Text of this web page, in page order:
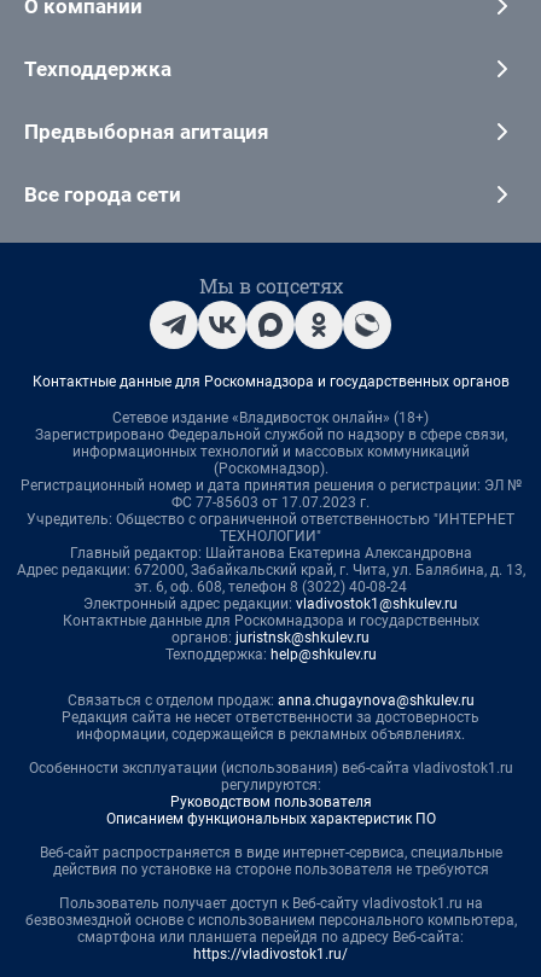
О компании
Техподдержка
Предвыборная агитация
Все города сети
Мы в соцсетях
Контактные данные для Роскомнадзора и государственных органов
Сетевое издание «Владивосток онлайн» (18+)
Зарегистрировано Федеральной службой по надзору в сфере связи,
информационных технологий и массовых коммуникаций
(Роскомнадзор).
Регистрационный номер и дата принятия решения о регистрации: ЭЛ №
ФС 77-85603 от 17.07.2023 г.
Учредитель: Общество с ограниченной ответственностью "ИНТЕРНЕТ
ТЕХНОЛОГИИ"
Главный редактор: Шайтанова Екатерина Александровна
Адрес редакции: 672000, Забайкальский край, г. Чита, ул. Балябина, д. 13,
эт. 6, оф. 608, телефон 8 (3022) 40-08-24
Электронный адрес редакции: vladivostok1@shkulev.ru
Контактные данные для Роскомнадзора и государственных
органов: juristnsk@shkulev.ru
Техподдержка: help@shkulev.ru
Связаться с отделом продаж: anna.chugaynova@shkulev.ru
Редакция сайта не несет ответственности за достоверность
информации, содержащейся в рекламных объявлениях.
Особенности эксплуатации (использования) веб-сайта vladivostok1.ru
регулируются:
Руководством пользователя
Описанием функциональных характеристик ПО
Веб-сайт распространяется в виде интернет-сервиса, специальные
действия по установке на стороне пользователя не требуются
Пользователь получает доступ к Веб-сайту vladivostok1.ru на
безвозмездной основе с использованием персонального компьютера,
смартфона или планшета перейдя по адресу Веб-сайта:
https://vladivostok1.ru/